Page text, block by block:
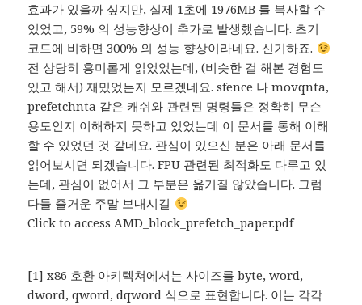
효과가 있을까 싶지만, 실제 1초에 1976MB 를 복사할 수
있었고, 59% 의 성능향상이 추가로 발생했습니다. 초기
코드에 비하면 300% 의 성능 향상이라네요. 신기하죠.
전 상당히 흥미롭게 읽었었는데, (비슷한 걸 해본 경험도
있고 해서) 재밌었는지 모르겠네요. sfence 나 movqnta,
prefetchnta 같은 캐쉬와 관련된 명령들은 정확히 무슨
용도인지 이해하지 못하고 있었는데 이 문서를 통해 이해
할 수 있었던 것 같네요. 관심이 있으신 분은 아래 문서를
읽어보시면 되겠습니다. FPU 관련된 최적화도 다루고 있
는데, 관심이 없어서 그 부분은 옮기질 않았습니다. 그럼
다들 즐거운 주말 보내시길
Click to access AMD_block_prefetch_paper.pdf
[1] x86 호환 아키텍쳐에서는 사이즈를 byte, word,
dword, qword, dqword 식으로 표현합니다. 이는 각각